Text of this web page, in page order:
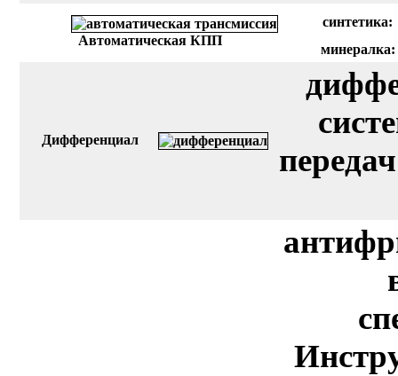
Автоматическая КПП
синтетика:
минералка:
Дифференциал